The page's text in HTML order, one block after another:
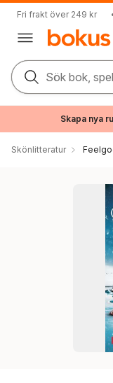
Fri frakt över 249 kr
Sök bok,
Skapa nya
Skönlitteratur